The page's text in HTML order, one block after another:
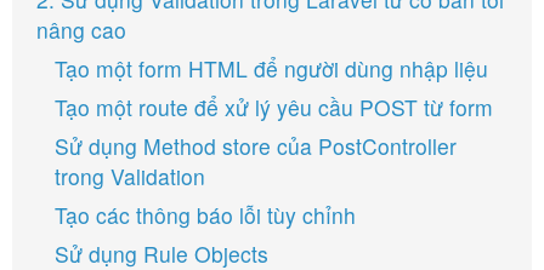
nâng cao
Tạo một form HTML để người dùng nhập liệu
Tạo một route để xử lý yêu cầu POST từ form
Sử dụng Method store của PostController
trong Validation
Tạo các thông báo lỗi tùy chỉnh
Sử dụng Rule Objects